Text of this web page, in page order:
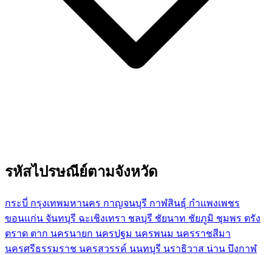
รหัสไปรษณีย์ตามจังหวัด
กระบี่ กรุงเทพมหานคร กาญจนบุรี กาฬสินธุ์ กำแพงเพชร
ขอนแก่น จันทบุรี ฉะเชิงเทรา ชลบุรี ชัยนาท ชัยภูมิ ชุมพร ตรัง
ตราด ตาก นครนายก นครปฐม นครพนม นครราชสีมา
นครศรีธรรมราช นครสวรรค์ นนทบุรี นราธิวาส น่าน บึงกาฬ